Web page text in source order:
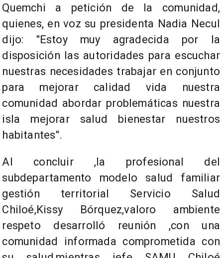
Quemchi a petición de la comunidad,
quienes, en voz su presidenta Nadia Necul
dijo: "Estoy muy agradecida por la
disposición las autoridades para escuchar
nuestras necesidades trabajar en conjunto
para mejorar calidad vida nuestra
comunidad abordar problemáticas nuestra
isla mejorar salud bienestar nuestros
habitantes".
Al concluir ,la profesional del
subdepartamento modelo salud familiar
gestión territorial Servicio Salud
Chiloé,Kissy Bórquez,valoro ambiente
respeto desarrolló reunión ,con una
comunidad informada comprometida con